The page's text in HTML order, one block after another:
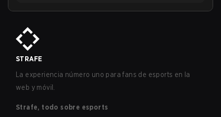
STRAFE
La experiencia número uno para fans de esports en la
web y móvil.
Strafe, todo sobre esports